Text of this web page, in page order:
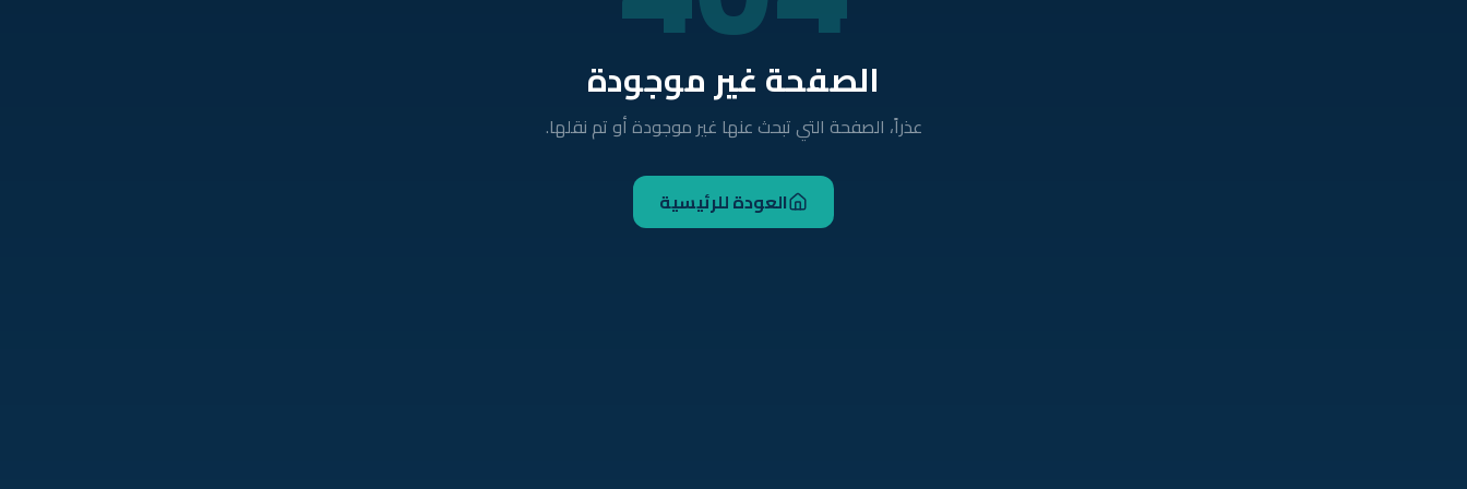
الصفحة غير موجودة
عذراً، الصفحة التي تبحث عنها غير موجودة أو تم نقلها.
العودة للرئيسية